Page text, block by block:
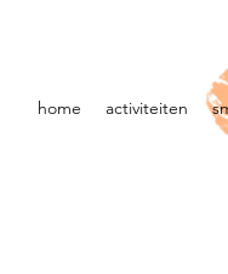
home activiteiten